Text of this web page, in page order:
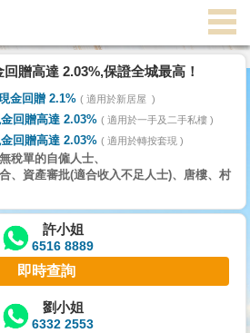
贈高達 2.03%,保證全城最高！
金回贈 2.1% 適用於新居屋
回贈高達 2.03% 適用於一手及二手私樓
回贈高達 2.03% 適用於轉按套現
稅單的自僱人士、
、資產審批(適合收入不足人士)、唐樓、村
許小姐
6516 8889
即時查詢
劉小姐
6332 2553